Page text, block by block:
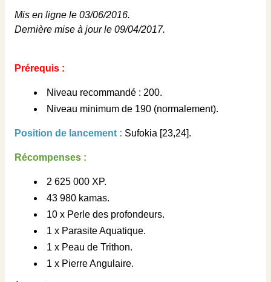
Mis en ligne le 03/06/2016.
Dernière mise à jour le 09/04/2017.
Prérequis :
Niveau recommandé : 200.
Niveau minimum de 190 (normalement).
Position de lancement : Sufokia [23,24].
Récompenses :
2 625 000 XP.
43 980 kamas.
10 x Perle des profondeurs.
1 x Parasite Aquatique.
1 x Peau de Trithon.
1 x Pierre Angulaire.